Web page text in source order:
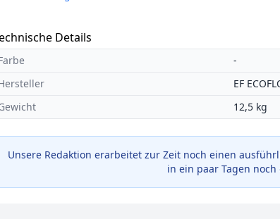
Details
-
EF
12,5 kg
Unsere Redaktion erarbeitet zur Zeit noch einen
in ein paar Tagen